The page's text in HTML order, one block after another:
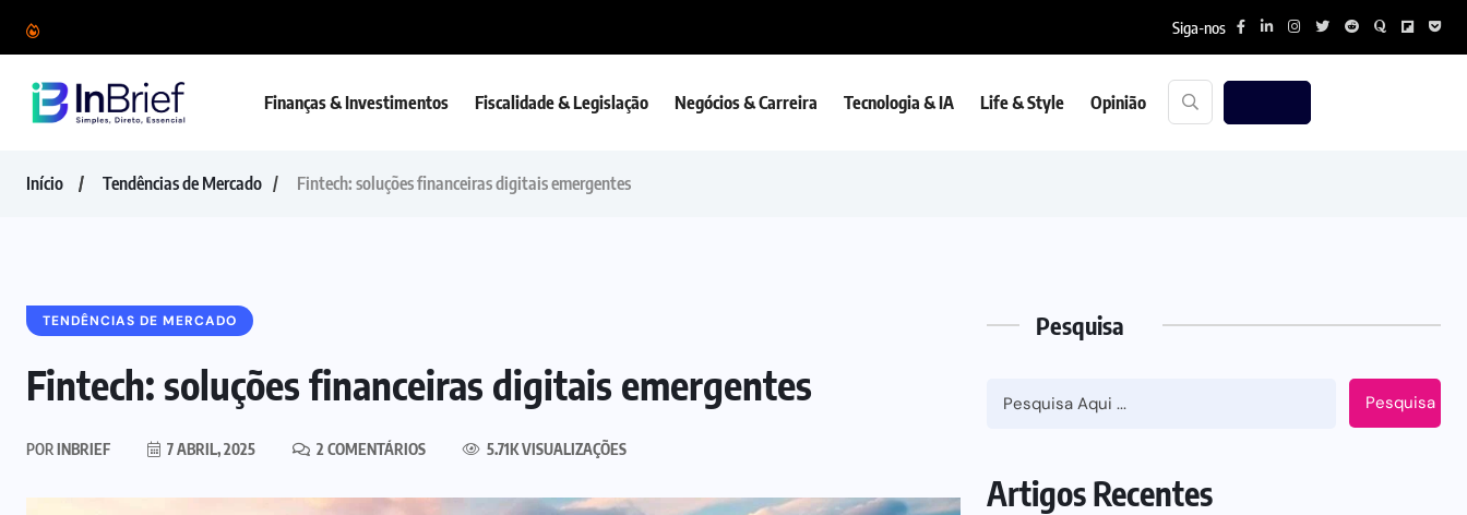
Siga-nos
Finanças & Investimentos Fiscalidade & Legislação Negócios & Carreira Tecnologia & IA Life & Style Opinião
Início Tendências de Mercado Fintech: soluções financeiras digitais emergentes
TENDÊNCIAS DE MERCADO
Fintech: soluções financeiras digitais emergentes
PORINBRIEF 7 ABRIL, 2025 2 COMENTÁRIOS 5.71K VISUALIZAÇÕES
Pesquisa
Pesquisa
Artigos Recentes